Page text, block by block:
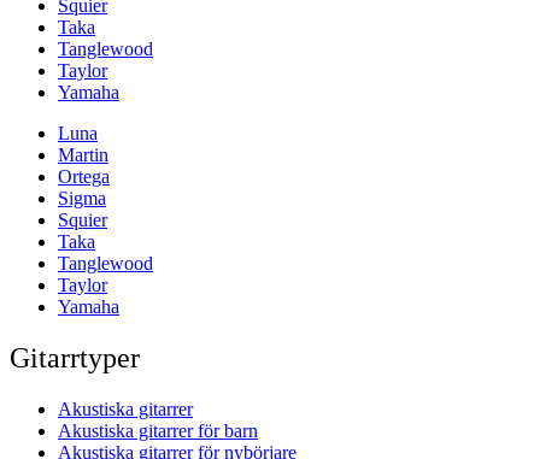
Squier
Taka
Tanglewood
Taylor
Yamaha
Luna
Martin
Ortega
Sigma
Squier
Taka
Tanglewood
Taylor
Yamaha
Gitarrtyper
Akustiska gitarrer
Akustiska gitarrer för barn
Akustiska gitarrer för nybörjare